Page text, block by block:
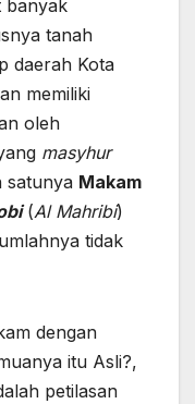
banyak
tanah
daerah Kota
memiliki
oleh
masyhur
satunya Makam
(Al Mahribi)
tidak
dengan
itu Asli?,
petilasan